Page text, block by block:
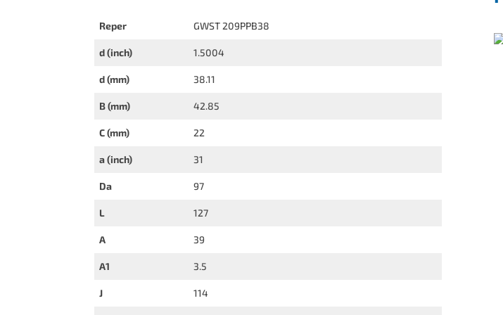
Reper GWST 209PPB38
d (inch) 1.5004
d (mm) 38.11
B (mm) 42.85
C (mm) 22
a (inch) 31
Da 97
L 127
A 39
A1 3.5
J 114